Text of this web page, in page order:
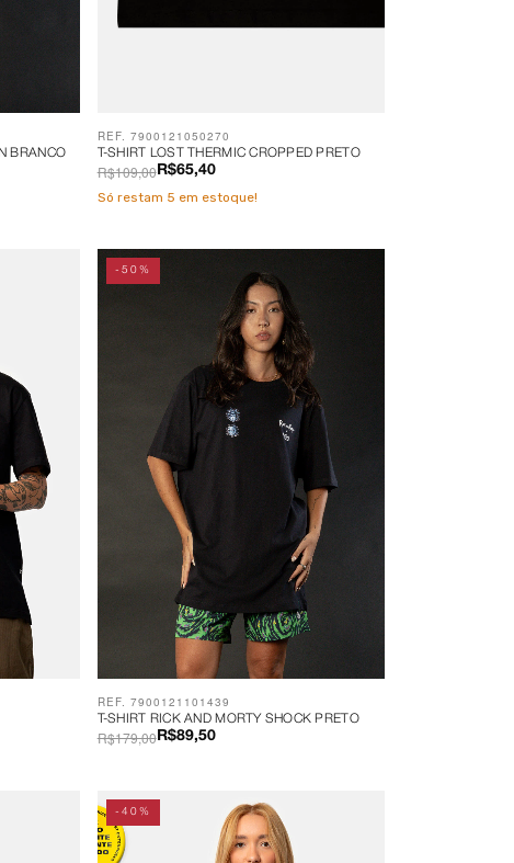
BRANCO T-SHIRT LOST THERMIC CROPPED PRETO
R$65,40
R$109,00
REF. 7900121050270
Só restam 5 em estoque!
T-SHIRT RICK AND MORTY SHOCK PRETO
R$89,50
R$179,00
REF. 7900121101439
-50%
-40%